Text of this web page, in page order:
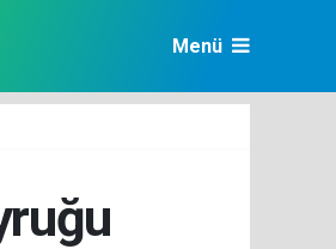
Menü